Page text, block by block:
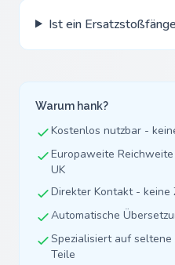
Ist ein
Warum hank?
Kostenlos nutzbar -
Europaweite
UK
Direkter Kontakt - keine
Automatische
Spezialisiert auf
Teile